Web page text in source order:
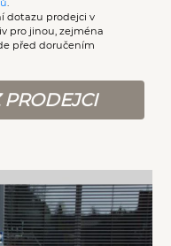
dotazu prodejci v
pro jinou, zejména
před doručením
PRODEJCI